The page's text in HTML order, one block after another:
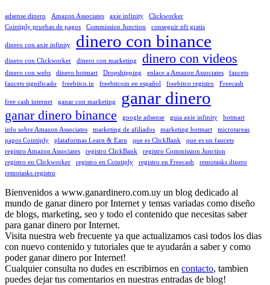
adsense dinero Amazon Associates axie infinity
Clickworker
Cointiply pruebas de pagos
Commission Junction conseguir nft gratis
dinero con axie infinity dinero con binance
dinero con Clickworker dinero con marketing dinero con videos
dinero con webs dinero hotmart Dropshipping enlace a Amazon Associates
faucets
faucets significado
freebitco.in freebitcoin en español freebitco registro Freecash
free cash internet ganar con marketing ganar dinero
ganar dinero binance google adsense guia axie infinity
hotmart
info sobre Amazon Associates
marketing de afiliados marketing hotmart
microtareas
pagos Cointiply
plataformas Learn & Earn que es ClickBank
que es un faucets
registro Amazon Associates
registro ClickBank
registro Commission Junction
registro en Clickworker
registro en Cointiply registro en Freecash
remotasks dinero
remotasks registro
Bienvenidos a www.ganardinero.com.uy un blog dedicado al
mundo de ganar dinero por Internet y temas variadas como diseño
de blogs, marketing, seo y todo el contenido que necesitas saber
para ganar dinero por Internet.
Visita nuestra web frecuente ya que actualizamos casi todos los dias
con nuevo contenido y tutoriales que te ayudarán a saber y como
poder ganar dinero por Internet!
Cualquier consulta no dudes en escribirnos en contacto, tambien
puedes dejar tus comentarios en nuestras entradas de blog!